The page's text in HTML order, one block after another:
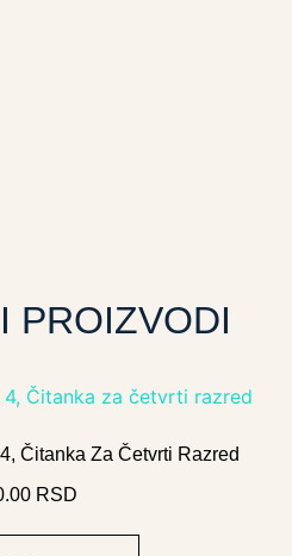
PROIZVODI
Čitanka Za Četvrti Razred
RSD